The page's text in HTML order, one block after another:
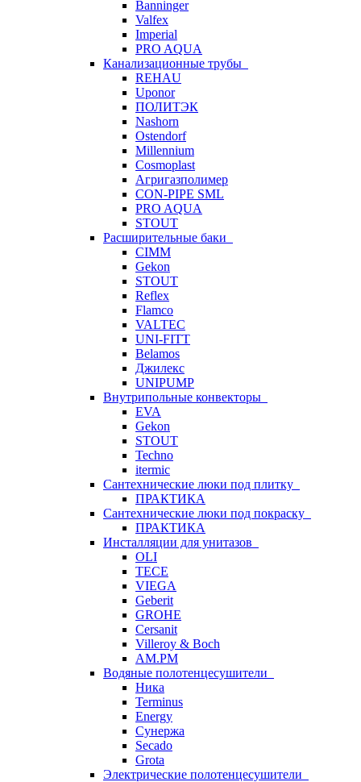
Banninger
Valfex
Imperial
PRO AQUA
Канализационные трубы
REHAU
Uponor
ПОЛИТЭК
Nashorn
Ostendorf
Millennium
Cosmoplast
Агригазполимер
CON-PIPE SML
PRO AQUA
STOUT
Расширительные баки
CIMM
Gekon
STOUT
Reflex
Flamco
VALTEC
UNI-FITT
Belamos
Джилекс
UNIPUMP
Внутрипольные конвекторы
EVA
Gekon
STOUT
Techno
itermic
Сантехнические люки под плитку
ПРАКТИКА
Сантехнические люки под покраску
ПРАКТИКА
Инсталляции для унитазов
OLI
TECE
VIEGA
Geberit
GROHE
Cersanit
Villeroy & Boch
AM.PM
Водяные полотенцесушители
Ника
Terminus
Energy
Сунержа
Secado
Grota
Электрические полотенцесушители